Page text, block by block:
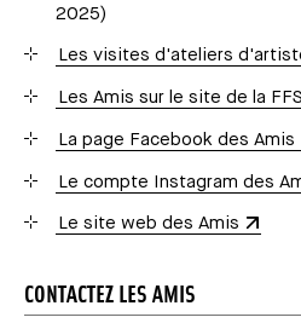
2025)
Les visites d'ateliers
Les Amis sur le site de la
La page Facebook des Amis
Le compte Instagram des
Le site web des Amis
CONTACTEZ LES AMIS